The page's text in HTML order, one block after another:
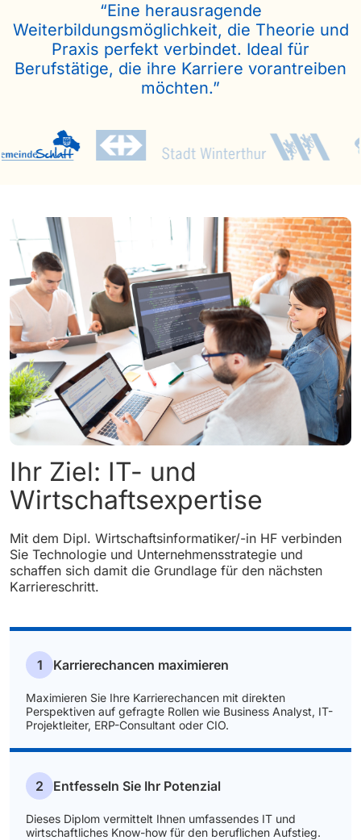
“Eine herausragende
Weiterbildungsmöglichkeit, die Theorie und
Praxis perfekt verbindet. Ideal für
Berufstätige, die ihre Karriere vorantreiben
möchten.”
Ihr Ziel: IT- und
Wirtschaftsexpertise
Mit dem Dipl. Wirtschaftsinformatiker/-in HF verbinden
Sie Technologie und Unternehmensstrategie und
schaffen sich damit die Grundlage für den nächsten
Karriereschritt.
1 Karrierechancen maximieren
Maximieren Sie Ihre Karrierechancen mit direkten
Perspektiven auf gefragte Rollen wie Business Analyst, IT-
Projektleiter, ERP-Consultant oder CIO.
2 Entfesseln Sie Ihr Potenzial
Dieses Diplom vermittelt Ihnen umfassendes IT und
wirtschaftliches Know-how für den beruflichen Aufstieg.